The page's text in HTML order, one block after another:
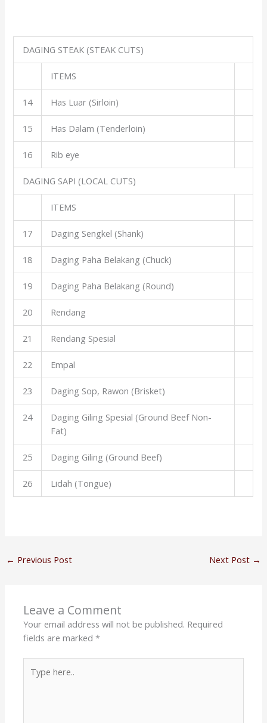
DAGING STEAK (STEAK CUTS)
ITEMS
14 Has Luar (Sirloin)
15 Has Dalam (Tenderloin)
16 Rib eye
DAGING SAPI (LOCAL CUTS)
ITEMS
17 Daging Sengkel (Shank)
18 Daging Paha Belakang (Chuck)
19 Daging Paha Belakang (Round)
20 Rendang
21 Rendang Spesial
22 Empal
23 Daging Sop, Rawon (Brisket)
24
Daging Giling Spesial (Ground Beef Non-
Fat)
25 Daging Giling (Ground Beef)
26 Lidah (Tongue)
← Previous Post Next Post →
Leave a Comment
Your email address will not be published. Required
fields are marked*
here..